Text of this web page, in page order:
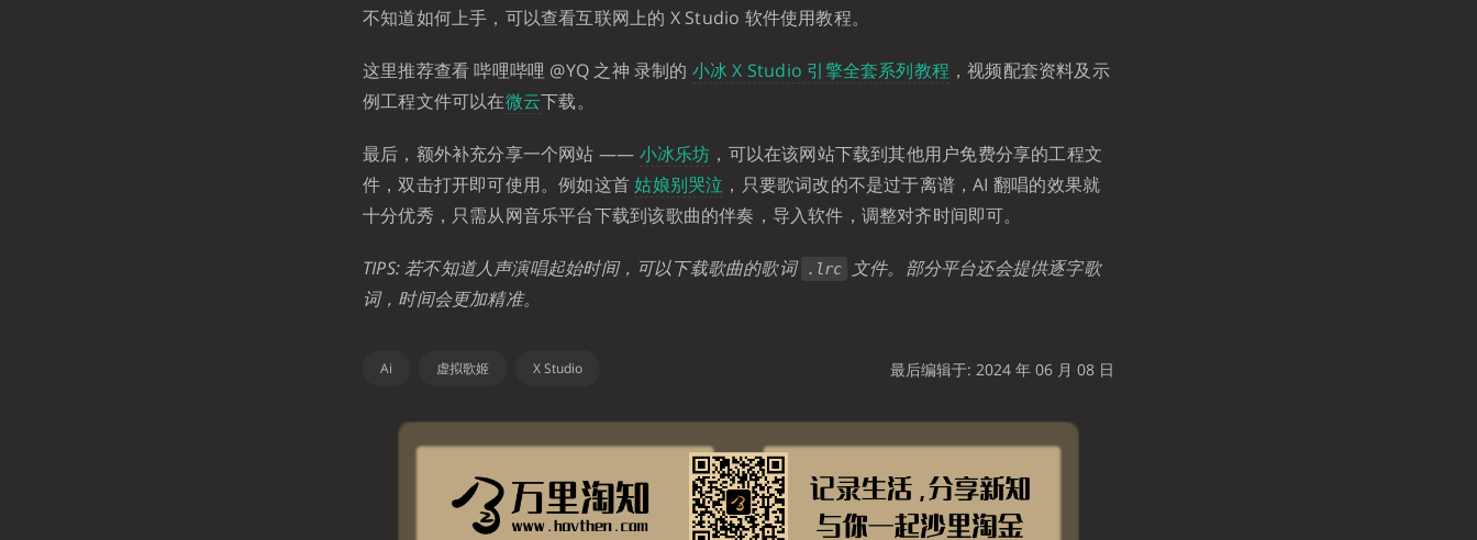
不知道如何上手，可以查看互联网上的 X Studio 软件使用教程。
这里推荐查看 哔哩哔哩 @YQ 之神 录制的 小冰 X Studio 引擎全套系列教程 ，视频配套资料及示
例工程文件可以在微云下载。
最后，额外补充分享一个网站 —— 小冰乐坊 ，可以在该网站下载到其他用户免费分享的工程文
件，双击打开即可使用。例如这首姑娘别哭泣 ，只要歌词改的不是过于离谱，AI 翻唱的效果就
十分优秀，只需从网音乐平台下载到该歌曲的伴奏，导入软件，调整对齐时间即可。
TIPS: 若不知道人声演唱起始时间，可以下载歌曲的歌词 .lrc
文件。部分平台还会提供逐字歌
词，时间会更加精准。
Ai 虚拟歌姬 X Studio 最后编辑于: 2024 年 06 月 08 日